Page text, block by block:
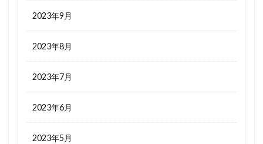
2023年9月
2023年8月
2023年7月
2023年6月
2023年5月